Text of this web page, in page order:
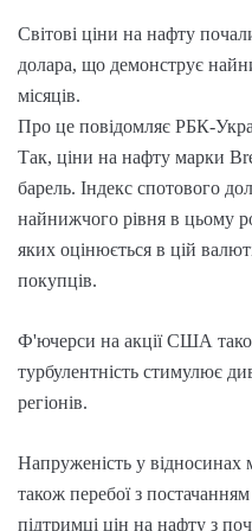
Світові ціни на нафту
долара, що демонструє
місяців.
Про це повідомляє РБК-
Так, ціни на нафту марки
барель. Індекс спотового
найнижчого рівня в цьому
яких оцінюється в цій
покупців.
Ф'ючерси на акції США
турбулентність стимулює
регіонів.
Напруженість у відносинах
також перебої з
підтримці цін на нафту з